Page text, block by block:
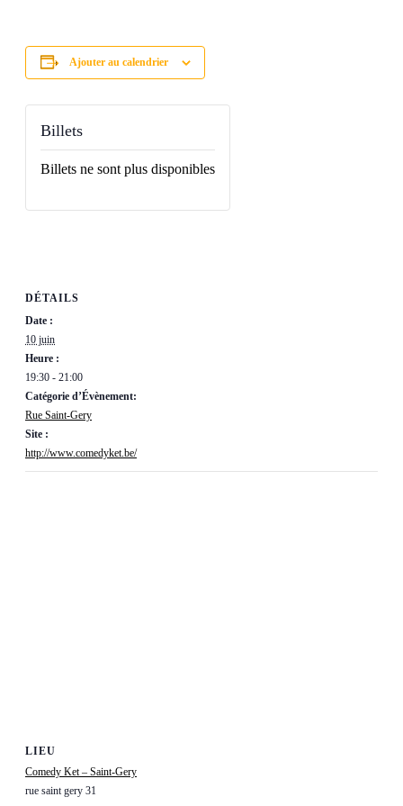
Ajouter au calendrier
DÉTAILS
Date :
10 juin
Heure :
19:30 - 21:00
Catégorie d’Évènement:
Rue Saint-Gery
Site :
http://www.comedyket.be/
LIEU
Comedy Ket – Saint-Gery
rue saint gery 31
Billets
Billets ne sont plus disponibles